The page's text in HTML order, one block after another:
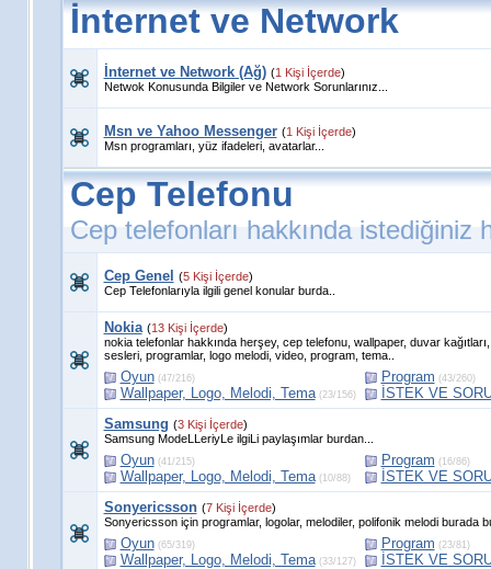
İnternet ve Network
İnternet ve Network (Ağ) (1 Kişi İçerde)
Netwok Konusunda Bilgiler ve Network Sorunlarınız...
Msn ve Yahoo Messenger (1 Kişi İçerde)
Msn programları, yüz ifadeleri, avatarlar...
Cep Telefonu
Cep telefonları hakkında istediğiniz
Cep Genel (5 Kişi İçerde)
Cep Telefonlarıyla ilgili genel konular burda..
Nokia (13 Kişi İçerde)
nokia telefonlar hakkında herşey, cep telefonu, wallpaper, duvar
sesleri, programlar, logo melodi, video, program, tema..
Oyun(47/216) Program (43/260)
Wallpaper, Logo, Melodi, Tema(23/156)
İSTEK VE
Samsung (3 Kişi İçerde)
Samsung ModeLLeriyLe ilgiLi paylaşımlar burdan...
Oyun(41/215) Program (16/86)
Wallpaper, Logo, Melodi, Tema(10/88)
İSTEK VE
Sonyericsson (7 Kişi İçerde)
Sonyericsson için programlar, logolar, melodiler, polifonik melodi burada
Oyun(65/319) Program (23/81)
Wallpaper, Logo, Melodi, Tema(33/127)
İSTEK VE